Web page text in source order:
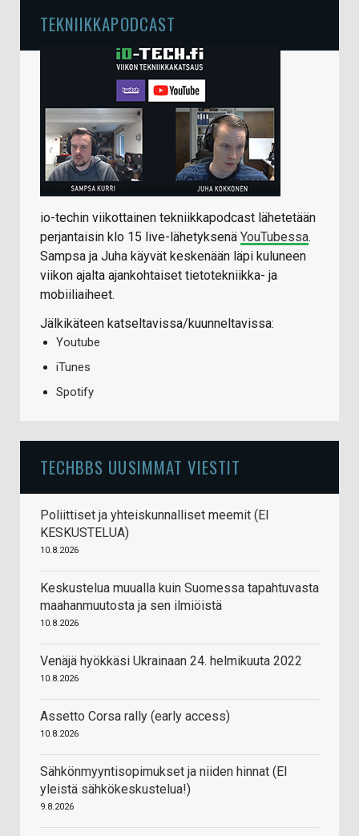
TEKNIIKKAPODCAST
io-techin viikottainen tekniikkapodcast lähetetään
perjantaisin klo 15 live-lähetyksenä YouTubessa.
Sampsa ja Juha käyvät keskenään läpi kuluneen
viikon ajalta ajankohtaiset tietotekniikka- ja
mobiiliaiheet.
Jälkikäteen katseltavissa/kuunneltavissa:
Youtube
iTunes
Spotify
TECHBBS UUSIMMAT VIESTIT
Poliittiset ja yhteiskunnalliset meemit (EI
KESKUSTELUA)
10.8.2026
Keskustelua muualla kuin Suomessa tapahtuvasta
maahanmuutosta ja sen ilmiöistä
10.8.2026
Venäjä hyökkäsi Ukrainaan 24. helmikuuta 2022
10.8.2026
Assetto Corsa rally (early access)
10.8.2026
Sähkönmyyntisopimukset ja niiden hinnat (EI
yleistä sähkökeskustelua!)
9.8.2026